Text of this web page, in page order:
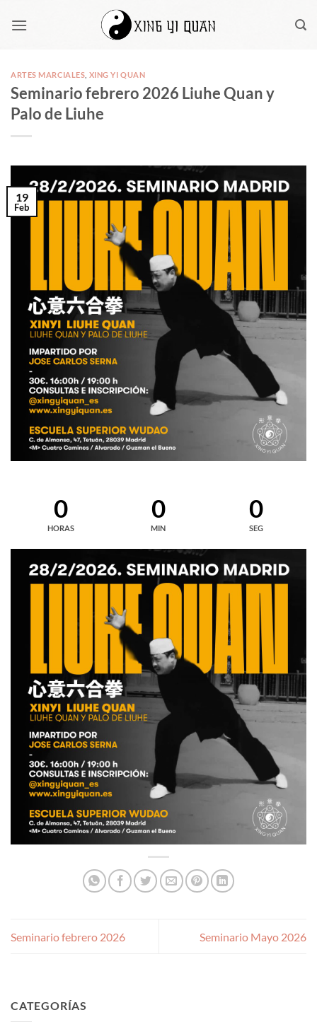
ARTES MARCIALES XING YI QUAN
Seminario febrero 2026 Liuhe Quan y
Palo de Liuhe
19
Feb
0
HORAS
0
MIN
0
SEG
Seminario febrero 2026 Seminario Mayo 2026
CATEGORÍAS